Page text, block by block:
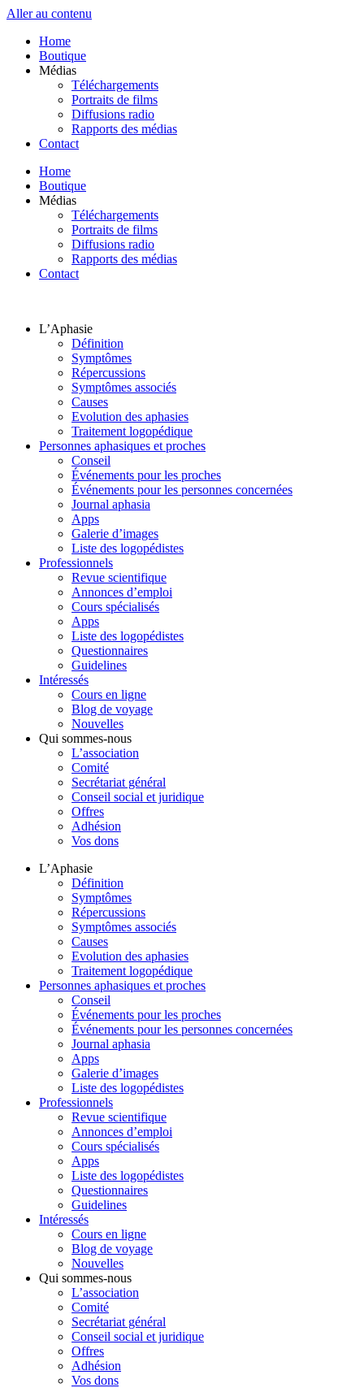
Aller au contenu
Home
Boutique
Médias
Téléchargements
Portraits de films
Diffusions radio
Rapports des médias
Contact
Home
Boutique
Médias
Téléchargements
Portraits de films
Diffusions radio
Rapports des médias
Contact
L’Aphasie
Définition
Symptômes
Répercussions
Symptômes associés
Causes
Evolution des aphasies
Traitement logopédique
Personnes aphasiques et proches
Conseil
Événements pour les proches
Événements pour les personnes concernées
Journal aphasia
Apps
Galerie d’images
Liste des logopédistes
Professionnels
Revue scientifique
Annonces d’emploi
Cours spécialisés
Apps
Liste des logopédistes
Questionnaires
Guidelines
Intéressés
Cours en ligne
Blog de voyage
Nouvelles
Qui sommes-nous
L’association
Comité
Secrétariat général
Conseil social et juridique
Offres
Adhésion
Vos dons
L’Aphasie
Définition
Symptômes
Répercussions
Symptômes associés
Causes
Evolution des aphasies
Traitement logopédique
Personnes aphasiques et proches
Conseil
Événements pour les proches
Événements pour les personnes concernées
Journal aphasia
Apps
Galerie d’images
Liste des logopédistes
Professionnels
Revue scientifique
Annonces d’emploi
Cours spécialisés
Apps
Liste des logopédistes
Questionnaires
Guidelines
Intéressés
Cours en ligne
Blog de voyage
Nouvelles
Qui sommes-nous
L’association
Comité
Secrétariat général
Conseil social et juridique
Offres
Adhésion
Vos dons